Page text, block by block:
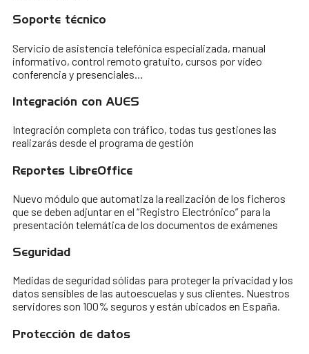
Soporte técnico
Servicio de asistencia telefónica especializada, manual
informativo, control remoto gratuito, cursos por vídeo
conferencia y presenciales…
Integración con AUES
Integración completa con tráfico, todas tus gestiones las
realizarás desde el programa de gestión
Reportes LibreOffice
Nuevo módulo que automatiza la realización de los ficheros
que se deben adjuntar en el “Registro Electrónico” para la
presentación telemática de los documentos de exámenes
Seguridad
Medidas de seguridad sólidas para proteger la privacidad y los
datos sensibles de las autoescuelas y sus clientes. Nuestros
servidores son 100% seguros y están ubicados en España.
Protección de datos